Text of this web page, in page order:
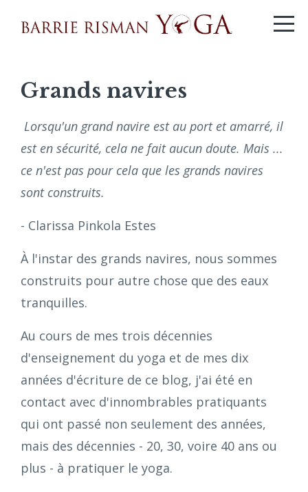
Grands navires
Lorsqu'un grand navire est au port et amarré, il
est en sécurité, cela ne fait aucun doute. Mais ...
ce n'est pas pour cela que les grands navires
sont construits.
- Clarissa Pinkola Estes
À l'instar des grands navires, nous sommes
construits pour autre chose que des eaux
tranquilles.
Au cours de mes trois décennies
d'enseignement du yoga et de mes dix
années d'écriture de ce blog, j'ai été en
contact avec d'innombrables pratiquants
qui ont passé non seulement des années,
mais des décennies - 20, 30, voire 40 ans ou
plus - à pratiquer le yoga.